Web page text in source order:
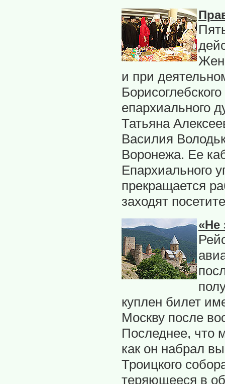
и при
епархиального
Татьяна
Василия
Воронежа. Ее
Епархиального
прекращается
заходят
«Не
куплен билет
Москву после
Последнее, что
как он набрал
Троицкого
теряющееся в